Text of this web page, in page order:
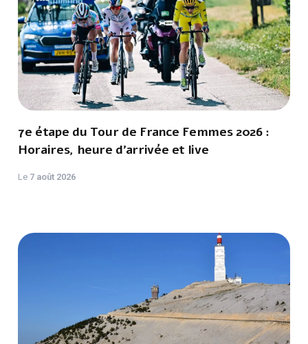
7e étape du Tour de France Femmes 2026 :
Horaires, heure d'arrivée et live
Le 7 août 2026